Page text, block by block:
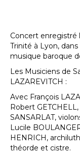
Concert enregistré
Trinité à Lyon,
musique baroque
Les Musiciens de
LAZAREVITCH :
Avec François
Robert
SANSARLAT,
Lucile
HENRICH,
théorde et cistre.